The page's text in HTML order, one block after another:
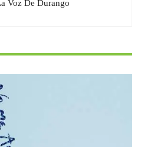
Voz De Durango